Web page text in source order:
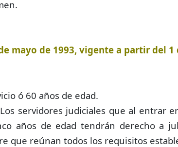
mayo de 1993, vigente a partir del 1
ó 60 años de edad.
servidores judiciales que al entrar
años de edad tendrán derecho a
que reúnan todos los requisitos